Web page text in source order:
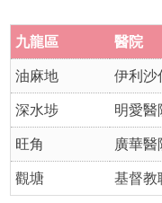
九龍區 醫院
油麻地 伊利沙
深水埗 明愛醫
旺角 廣華醫
觀塘 基督教